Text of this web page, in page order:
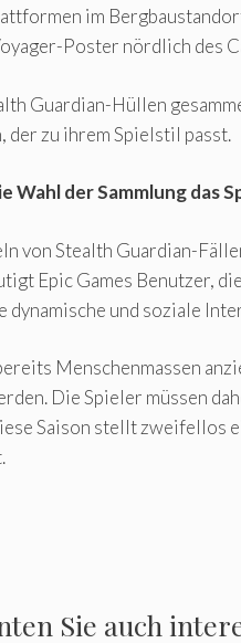
im
Poster nördlich des
Guardian-Hüllen
der zu ihrem Spielstil passt.
Wahl der Sammlung das
von Stealth Guardian-
Epic Games Benutzer,
und soziale
Menschenmassen
Die Spieler müssen
Saison stellt zweifellos
Sie auch